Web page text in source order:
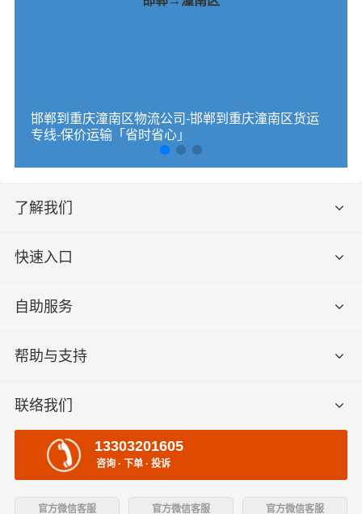
邯郸到重庆潼南区物流公司-邯郸到重庆潼南区货运
专线-保价运输「省时省心」
了解我们
快速入口
自助服务
帮助与支持
联络我们
13303201605
咨询 · 下单 · 投诉
官方微信客服 官方微信客服 官方微信客服